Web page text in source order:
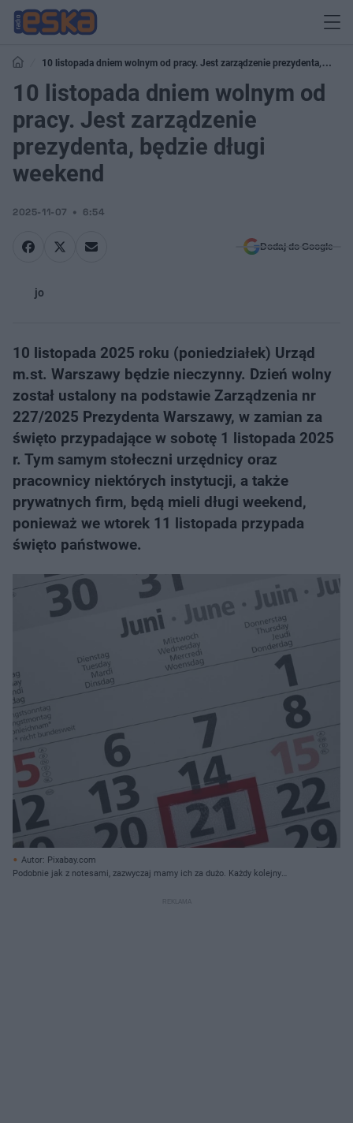
10 listopada dniem wolnym od pracy. Jest zarządzenie prezydenta,
będzie długi weekend
10 listopada dniem wolnym od
pracy. Jest zarządzenie
prezydenta, będzie długi
weekend
2025-11-07 6:54
Dodaj do Google
jo
10 listopada 2025 roku (poniedziałek) Urząd
m.st. Warszawy będzie nieczynny. Dzień wolny
został ustalony na podstawie Zarządzenia nr
227/2025 Prezydenta Warszawy, w zamian za
święto przypadające w sobotę 1 listopada 2025
r. Tym samym stołeczni urzędnicy oraz
pracownicy niektórych instytucji, a także
prywatnych firm, będą mieli długi weekend,
ponieważ we wtorek 11 listopada przypada
święto państwowe.
Autor: Pixabay.com
Podobnie jak z notesami, zazwyczaj mamy ich za dużo. Każdy kolejny